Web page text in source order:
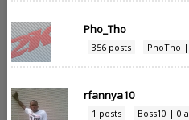
Pho_Tho
356 posts PhoTho
rfannya10
1 posts Boss10 | 0